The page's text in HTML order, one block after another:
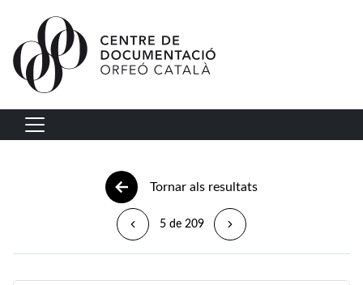
Vés al contingut
Navegació principal
Tornar als resultats
5 de 209